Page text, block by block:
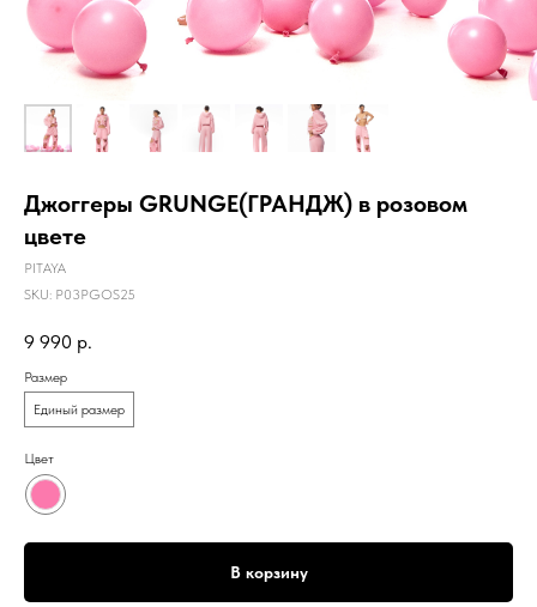
Джоггеры GRUNGE(ГРАНДЖ) в розовом
цвете
PITAYA
SKU: P03PGOS25
9 990 р.
Размер
Единый размер
Цвет
В корзину